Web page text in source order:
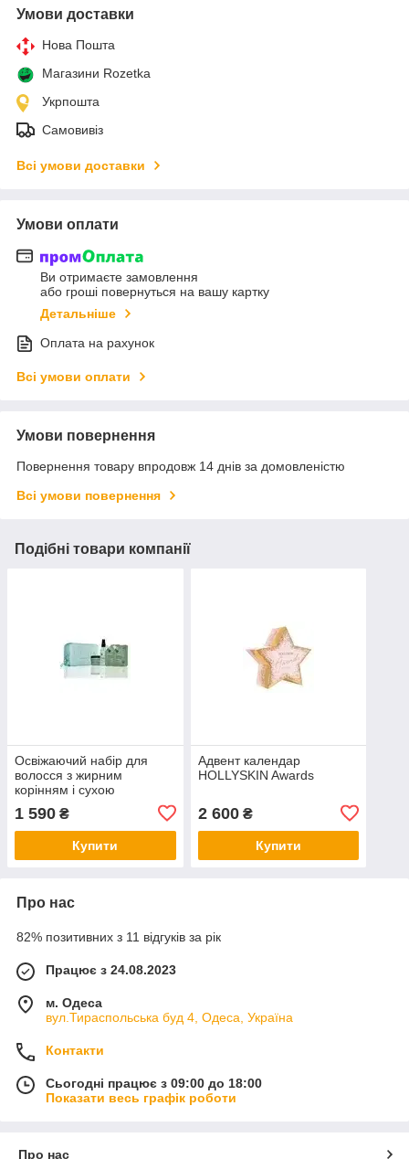
Умови доставки
Нова Пошта
Магазини Rozetka
Укрпошта
Самовивіз
Всі умови доставки
Умови оплати
Ви отримаєте замовлення
або гроші повернуться на вашу картку
Детальніше
Оплата на рахунок
Всі умови оплати
Умови повернення
Повернення товару впродовж 14 днів за домовленістю
Всі умови повернення
Подібні товари компанії
Освіжаючий набір для
волосся з жирним
корінням і сухою
довжиною Luseta Beauty
Rosemary Mint Jet-Set Hair
Refresh Kit
1 590 ₴
Купити
Адвент календар
HOLLYSKIN Awards
2 600₴
Купити
Про нас
82% позитивних з 11 відгуків за рік
Працює з 24.08.2023
м. Одеса
вул.Тираспольська буд 4, Одеса, Україна
Контакти
Сьогодні працює з 09:00 до 18:00
Показати весь графік роботи
Про нас